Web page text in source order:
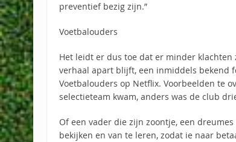
preventief bezig zijn.”
Voetbalouders
Het leidt er dus toe dat er minder
verhaal apart blijft, een inmiddels bekend
Voetbalouders op Netflix. Voorbeelden te
selectieteam kwam, anders was de club
Of een vader die zijn zoontje, een
bekijken en van te leren, zodat ie naar